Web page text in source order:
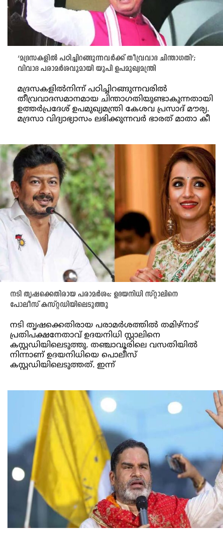
‘മദ്രസകളിൽ പഠിച്ചിറങ്ങുന്നവർക്ക് തീവ്രവാദ ചിന്താഗതി’;
വിവാദ പരാമർശവുമായി യുപി ഉപമുഖ്യമന്ത്രി
മദ്രസകളിൽനിന്ന് പഠിച്ചിറങ്ങുന്നവരിൽ
തീവ്രവാദസമാനമായ ചിന്താ​ഗതിയുണ്ടാകുന്നതായി
ഉത്തർപ്രദേശ് ഉപമുഖ്യമന്ത്രി കേശവ പ്രസാദ് മൗര്യ.
മദ്രസാ വിദ്യാഭ്യാസം ലഭിക്കുന്നവർ ഭാരത് മാതാ കീ
നടി തൃഷക്കെതിരായ പരാമർശം; ഉദയനിധി സ്റ്റാലിനെ
പോലീസ് കസ്റ്റഡിയിലെടുത്തു
നടി തൃഷക്കെതിരായ പരാമർശത്തിൽ തമിഴ്നാട്
പ്രതിപക്ഷനേതാവ് ഉദയനിധി സ്റ്റാലിനെ
കസ്റ്റഡിയിലെടുത്തു. തഞ്ചാവൂരിലെ വസതിയിൽ
നിന്നാണ് ഉദയനിധിയെ പൊലീസ്
കസ്റ്റഡിയിലെടുത്തത്. ഇന്ന്